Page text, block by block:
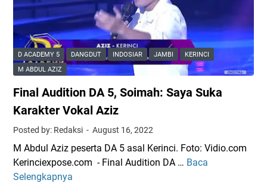
a
n
H
a
r
i
s
-
a
n
i
D ACADEMY 5 DANGDUT INDOSIAR JAMBI
KERINCI
M ABDUL AZIZ
Final Audition DA 5, Soimah: Saya Suka
Karakter Vokal Aziz
Posted by: Redaksi August 16, 2022
M Abdul Aziz peserta DA 5 asal Kerinci. Foto: Vidio.com
Kerinciexpose.com - Final Audition DA … Baca
Selengkapnya
F